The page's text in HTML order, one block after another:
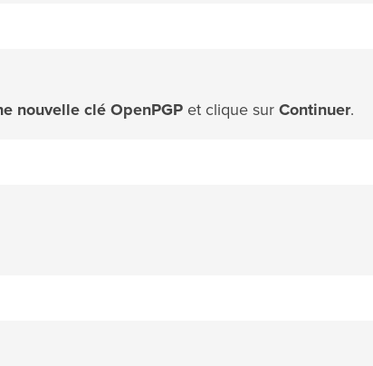
nouvelle clé OpenPGP et clique sur Continuer.